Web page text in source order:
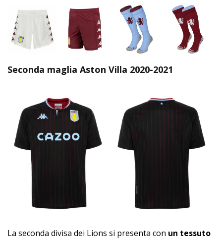
Seconda maglia Aston Villa 2020-2021
La seconda divisa dei Lions si presenta con un tessuto